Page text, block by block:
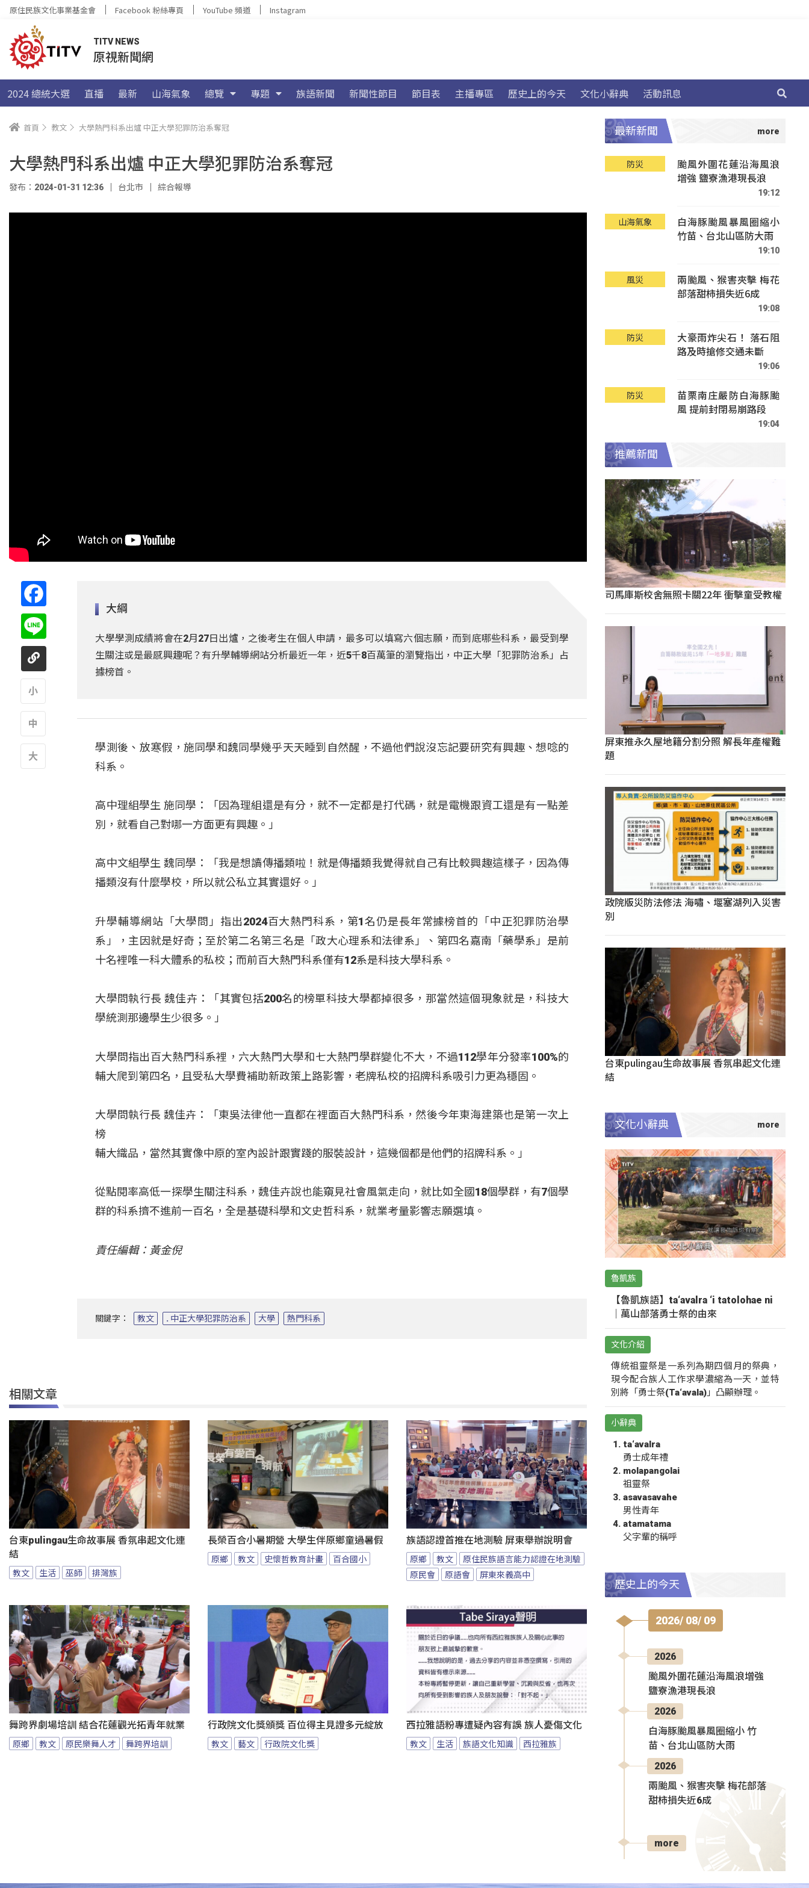
原住民族文化事業基金會 Facebook 粉絲專頁 YouTube 頻道 Instagram
TITV NEWS
原視新聞網
2024 總統大選 直播 最新 山海氣象 總覽 專題 族語新聞 新聞性節目 節目表 主播專區 歷史上的今天 文化小辭典 活動訊息
首頁 教文 大學熱門科系出爐 中正大學犯罪防治系奪冠
大學熱門科系出爐 中正大學犯罪防治系奪冠
發布：2024-01-31 12:36 台北市 綜合報導
大綱
大學學測成績將會在2月27日出爐，之後考生在個人申請，最多可以填寫六個志願，而到底哪些科系，最受到學
生關注或是最感興趣呢？有升學輔導網站分析最近一年，近5千8百萬筆的瀏覽指出，中正大學「犯罪防治系」占
據榜首。
學測後、放寒假，施同學和魏同學幾乎天天睡到自然醒，不過他們說沒忘記要研究有興趣、想唸的
科系。
高中理組學生 施同學：「因為理組還是有分，就不一定都是打代碼，就是電機跟資工還是有一點差
別，就看自己對哪一方面更有興趣。」
高中文組學生 魏同學：「我是想讀傳播類啦！就是傳播類我覺得就自己有比較興趣這樣子，因為傳
播類沒有什麼學校，所以就公私立其實還好。」
升學輔導網站「大學問」指出2024百大熱門科系，第1名仍是長年常據榜首的「中正犯罪防治學
系」，主因就是好奇；至於第二名第三名是「政大心理系和法律系」、第四名嘉南「藥學系」是前
十名裡唯一科大體系的私校；而前百大熱門科系僅有12系是科技大學科系。
大學問執行長 魏佳卉：「其實包括200名的榜單科技大學都掉很多，那當然這個現象就是，科技大
學統測那邊學生少很多。」
大學問指出百大熱門科系裡，六大熱門大學和七大熱門學群變化不大，不過112學年分發率100%的
輔大爬到第四名，且受私大學費補助新政策上路影響，老牌私校的招牌科系吸引力更為穩固。
大學問執行長 魏佳卉：「東吳法律他一直都在裡面百大熱門科系，然後今年東海建築也是第一次上
榜
輔大織品，當然其實像中原的室內設計跟實踐的服裝設計，這幾個都是他們的招牌科系。」
從點閱率高低一探學生關注科系，魏佳卉說也能窺見社會風氣走向，就比如全國18個學群，有7個學
群的科系擠不進前一百名，全是基礎科學和文史哲科系，就業考量影響志願選填。
責任編輯：黃金倪
關鍵字： 教文 . 中正大學犯罪防治系 大學 熱門科系
相關文章
台東pulingau生命故事展 香氛串起文化連
結
教文 生活 巫師 排灣族
長榮百合小暑期營 大學生伴原鄉童過暑假
原鄉 教文 史懷哲教育計畫 百合國小
族語認證首推在地測驗 屏東舉辦說明會
原鄉 教文
原住民族語言能力認證在地測驗
原民會
原語會 屏東來義高中
舞跨界劇場培訓 結合花蓮觀光拓青年就業
原鄉 教文 原民樂舞人才 舞跨界培訓
行政院文化獎頒獎 百位得主見證多元綻放
教文 藝文 行政院文化獎
西拉雅語粉專遭疑內容有誤 族人憂傷文化
教文 生活 族語文化知識 西拉雅族
最新新聞
防災
颱風外圍花蓮沿海風浪
增強 鹽寮漁港現長浪
19:12
山海氣象
白海豚颱風暴風圈縮小
竹苗、台北山區防大雨
19:10
風災
兩颱風、猴害夾擊 梅花
部落甜柿損失近6成
19:08
防災
大豪雨炸尖石！ 落石阻
路及時搶修交通未斷
19:06
防災
苗栗南庄嚴防白海豚颱
風 提前封閉易崩路段
19:04
推薦新聞
司馬庫斯校舍無照卡關22年 衝擊童受教權
屏東推永久屋地籍分割分照 解長年產權難
題
政院版災防法修法 海嘯、堰塞湖列入災害
別
台東pulingau生命故事展 香氛串起文化連
結
文化小辭典
魯凱族
【魯凱族語】ta‘avalra ‘i tatolohae ni
｜萬山部落勇士祭的由來
文化介紹
傳統祖靈祭是一系列為期四個月的祭典，
現今配合族人工作求學濃縮為一天，並特
別將「勇士祭(Ta‘avala)」凸顯辦理。
小辭典
ta‘avalra
勇士成年禮
molapangolai
祖靈祭
asavasavahe
男性青年
atamatama
父字輩的稱呼
歷史上的今天
2026/ 08/ 09
2026
颱風外圍花蓮沿海風浪增強
鹽寮漁港現長浪
2026
白海豚颱風暴風圈縮小 竹
苗、台北山區防大雨
2026
兩颱風、猴害夾擊 梅花部落
甜柿損失近6成
more